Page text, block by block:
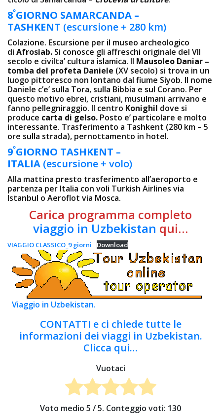
8ºGIORNO SAMARCANDA –
TASHKENT (escursione + 280 km)
Colazione. Escursione per il museo archeologico
di Afrosiab. Si conosce gli affreschi originale del VII
secolo e civilta’ cultura islamica. Il Mausoleo Daniar –
tomba del profeta Daniele (XV secolo) si trova in un
luogo pittoresco non lontano dal fiume Siyob. Il nome
Daniele c’e’ sulla Tora, sulla Bibbia e sul Corano. Per
questo motivo ebrei, cristiani, musulmani arrivano e
fanno pellegniraggio. Il centro Konighil dove si
produce carta di gelso. Posto e’ particolare e molto
interessante. Trasferimento a Tashkent (280 km – 5
ore sulla strada), pernottamento in hotel.
9ºGIORNO TASHKENT –
ITALIA (escursione + volo)
Alla mattina presto trasferimento all’aeroporto e
partenza per Italia con voli Turkish Airlines via
Istanbul o Aeroflot via Mosca.
Carica programma completo
viaggio in Uzbekistan qui…
VIAGGIO CLASSICO_9 giorni Download
Viaggio in Uzbekistan.
CONTATTI e ci chiede tutte le
informazioni dei viaggi in Uzbekistan.
Clicca qui…
Vuotaci
Voto medio 5 / 5. Conteggio voti: 130